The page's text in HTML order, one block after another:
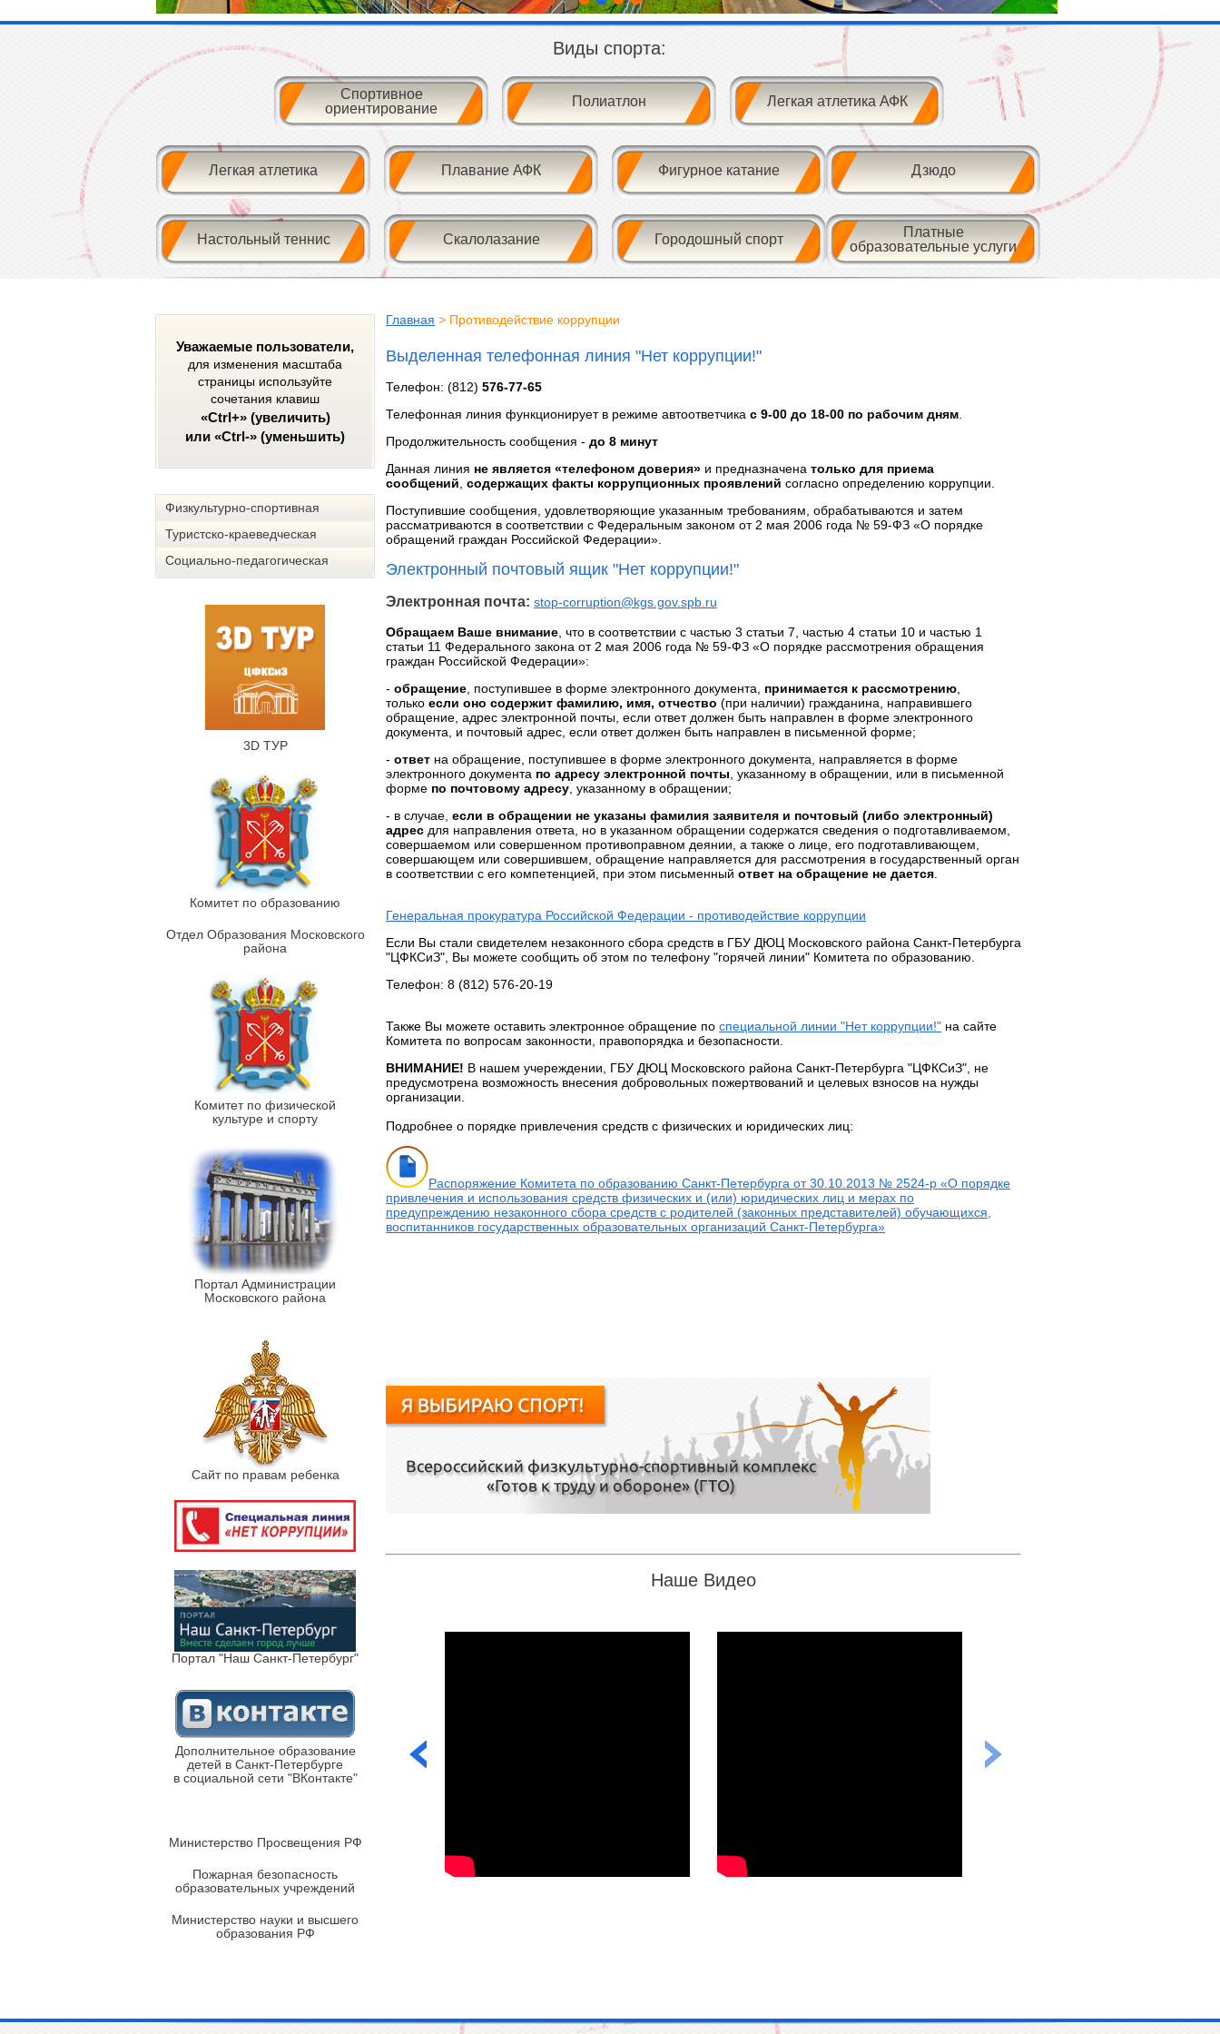
Виды спорта:
Спортивное
ориентирование
Полиатлон Легкая атлетика АФК
Легкая атлетика Плавание АФК Фигурное катание Дзюдо
Настольный теннис Скалолазание Городошный спорт
Платные
образовательные услуги
Уважаемые пользователи,
для изменения масштаба
страницы используйте
сочетания клавиш
«Ctrl+» (увеличить)
или «Ctrl-» (уменьшить)
Физкультурно-спортивная
Туристско-краеведческая
Социально-педагогическая
3D ТУР
Комитет по образованию
Отдел Образования Московского
района
Комитет по физической
культуре и спорту
Портал Администрации
Московского района
Сайт по правам ребенка
Портал "Наш Санкт-Петербург"
Дополнительное образование
детей в Санкт-Петербурге
в социальной сети "ВКонтакте"
Министерство Просвещения РФ
Пожарная безопасность
образовательных учреждений
Министерство науки и высшего
образования РФ
Главная > Противодействие коррупции
Выделенная телефонная линия "Нет коррупции!"
Телефон: (812) 576-77-65
Телефонная линия функционирует в режиме автоответчика с 9-00 до 18-00 по рабочим дням
Продолжительность сообщения - до 8 минут
Данная линия не является «телефоном доверия» и предназначена только для приема
сообщений содержащих факты коррупционных проявлений согласно определению коррупции.
Поступившие сообщения, удовлетворяющие указанным требованиям, обрабатываются и затем
рассматриваются в соответствии с Федеральным законом от 2 мая 2006 года № 59-ФЗ «О порядке
обращений граждан Российской Федерации».
Электронный почтовый ящик "Нет коррупции!"
Электронная почта: stop-corruption@kgs.gov.spb.ru
Обращаем Ваше внимание , что в соответствии с частью 3 статьи 7, частью 4 статьи 10 и частью 1
статьи 11 Федерального закона от 2 мая 2006 года № 59-ФЗ «О порядке рассмотрения обращения
граждан Российской Федерации»:
- обращение , поступившее в форме электронного документа, принимается к рассмотрению
только если оно содержит фамилию, имя, отчество (при наличии) гражданина, направившего
обращение, адрес электронной почты, если ответ должен быть направлен в форме электронного
документа, и почтовый адрес, если ответ должен быть направлен в письменной форме;
- ответ на обращение, поступившее в форме электронного документа, направляется в форме
электронного документа по адресу электронной почты , указанному в обращении, или в письменной
форме по почтовому адресу , указанному в обращении;
- в случае, если в обращении не указаны фамилия заявителя и почтовый (либо электронный)
адрес для направления ответа, но в указанном обращении содержатся сведения о подготавливаемом,
совершаемом или совершенном противоправном деянии, а также о лице, его подготавливающем,
совершающем или совершившем, обращение направляется для рассмотрения в государственный орган
в соответствии с его компетенцией, при этом письменный ответ на обращение не дается
Генеральная прокуратура Российской Федерации - противодействие коррупции
Если Вы стали свидетелем незаконного сбора средств в ГБУ ДЮЦ Московского района Санкт-Петербурга
"ЦФКСиЗ", Вы можете сообщить об этом по телефону "горячей линии" Комитета по образованию.
Телефон: 8 (812) 576-20-19
Также Вы можете оставить электронное обращение по специальной линии "Нет коррупции!" на сайте
Комитета по вопросам законности, правопорядка и безопасности.
ВНИМАНИЕ! В нашем учереждении, ГБУ ДЮЦ Московского района Санкт-Петербурга "ЦФКСиЗ", не
предусмотрена возможность внесения добровольных пожертвований и целевых взносов на нужды
организации.
Подробнее о порядке привлечения средств с физических и юридических лиц:
Распоряжение Комитета по образованию Санкт-Петербурга от 30.10.2013 № 2524-р «О порядке
привлечения и использования средств физических и (или) юридических лиц и мерах по
предупреждению незаконного сбора средств с родителей (законных представителей) обучающихся,
воспитанников государственных образовательных организаций Санкт-Петербурга»
Наше Видео